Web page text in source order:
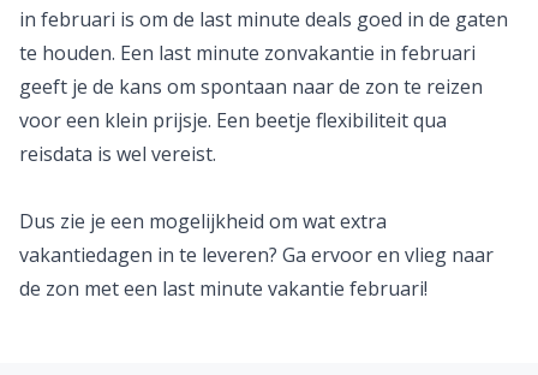
in februari is om de last minute deals goed in de gaten
te houden. Een last minute zonvakantie in februari
geeft je de kans om spontaan naar de zon te reizen
voor een klein prijsje. Een beetje flexibiliteit qua
reisdata is wel vereist.
Dus zie je een mogelijkheid om wat extra
vakantiedagen in te leveren? Ga ervoor en vlieg naar
de zon met een last minute vakantie februari!